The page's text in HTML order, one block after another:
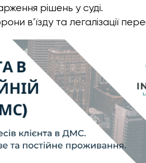
рішень у суді.
в’їзду та легалізації